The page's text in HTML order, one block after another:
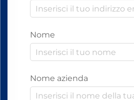
Nome
Nome azienda